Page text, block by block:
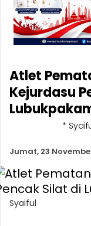
Atlet
Kejurdasu
*
Jumat, 23 November
Syaiful